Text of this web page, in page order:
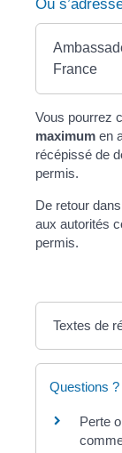
Où
France
Vous pourrez
maximum en
récépissé de
permis.
De retour
aux autorités
permis.
Textes de
Questions
Perte